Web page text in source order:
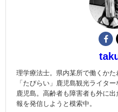
理学療法士。県内某所で働くか
「たびらい」鹿児島観光ライタ
鹿児島。高齢者も障害者も外に
報を発信しようと模索中。